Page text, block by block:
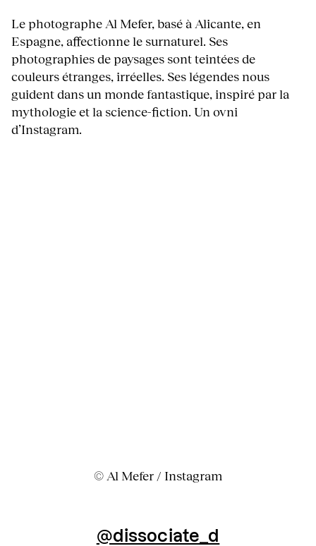
Le photographe Al Mefer, basé à Alicante, en
Espagne, affectionne le surnaturel. Ses
photographies de paysages sont teintées de
couleurs étranges, irréelles. Ses légendes nous
guident dans un monde fantastique, inspiré par la
mythologie et la science-fiction. Un ovni
d’Instagram.
© Al Mefer / Instagram
@dissociate_d